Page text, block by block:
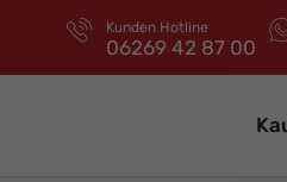
Kunden Hotline
06269 42 87 00